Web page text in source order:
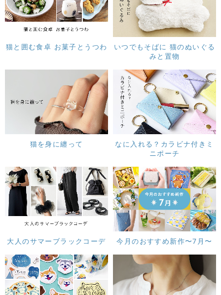
猫と囲む食卓 お菓子とうつわ
いつでもそばに 猫のぬいぐる
みと置物
猫を身に纏って
なに入れる？カラビナ付きミ
ニポーチ
大人のサマーブラックコーデ 今月のおすすめ新作〜7月〜